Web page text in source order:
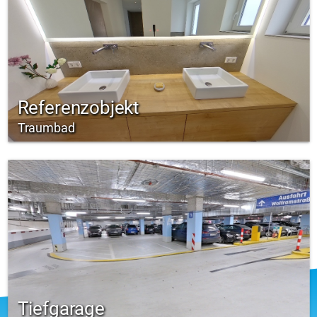
Referenzobjekt
Traumbad
Tiefgarage